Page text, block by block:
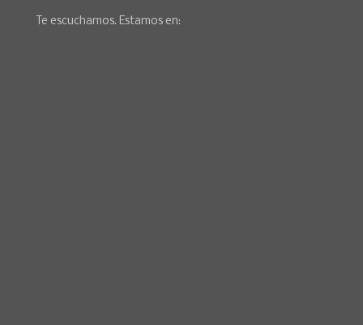
Te escuchamos. Estamos en: